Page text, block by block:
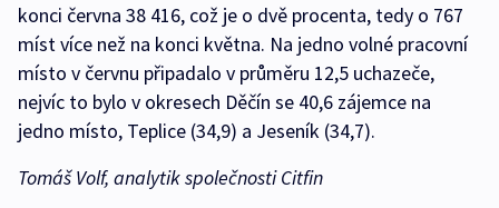
konci června 38 416, což je o dvě procenta, tedy o 767
míst více než na konci května. Na jedno volné pracovní
místo v červnu připadalo v průměru 12,5 uchazeče,
nejvíc to bylo v okresech Děčín se 40,6 zájemce na
jedno místo, Teplice (34,9) a Jeseník (34,7).
Tomáš Volf, analytik společnosti Citfin